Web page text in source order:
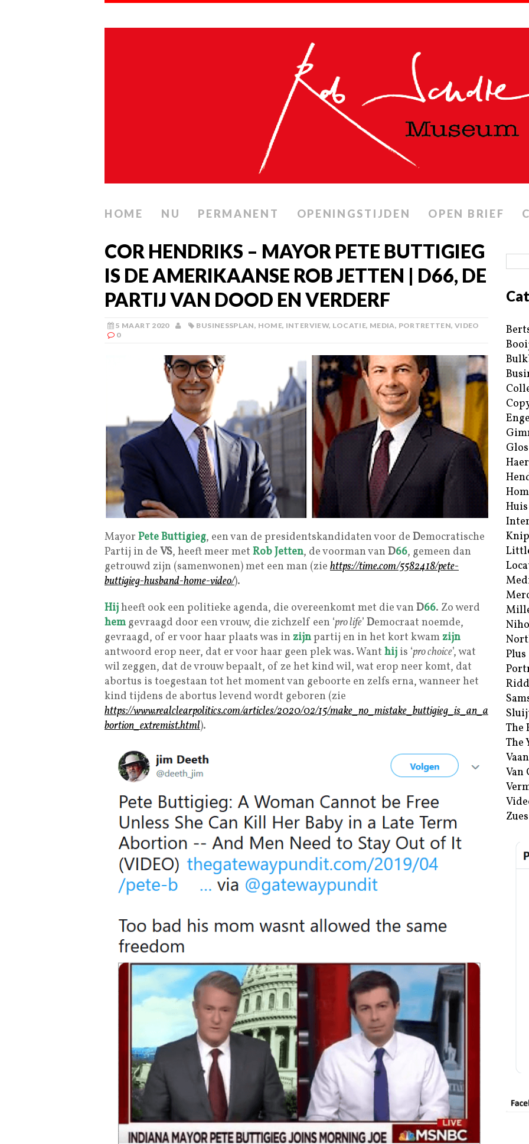
HOME NU PERMANENT OPENINGSTIJDEN OPEN BRIEF
COR HENDRIKS – MAYOR PETE BUTTIGIEG
IS DE AMERIKAANSE ROB JETTEN | D66, DE
PARTIJ VAN DOOD EN VERDERF
5 MAART 2020 BUSINESSPLAN, HOME, INTERVIEW, LOCATIE, MEDIA, PORTRETTEN, VIDEO
0
Mayor Pete Buttigieg, een van de presidentskandidaten voor de Democratische
Partij in de VS, heeft meer met Rob Jetten, de voorman van D66, gemeen dan
getrouwd zijn (samenwonen) met een man (zie https://time.com/5582418/pete-
buttigieg-husband-home-video/).
Hijheeft ook een politieke agenda, die overeenkomt met die van D66. Zo werd
hemgevraagd door een vrouw, die zichzelf een ‘pro life’ Democraat noemde,
gevraagd, of er voor haar plaats was in zijnpartij en in het kort kwam zijn
antwoord erop neer, dat er voor haar geen plek was. Want hij is ‘pro choice’, wat
wil zeggen, dat de vrouw bepaalt, of ze het kind wil, wat erop neer komt, dat
abortus is toegestaan tot het moment van geboorte en zelfs erna, wanneer het
kind tijdens de abortus levend wordt geboren (zie
https://www.realclearpolitics.com/articles/2020/02/15/make_no_mistake_buttigieg_is_an_a
bortion_extremist.html).
Plus
The
The
Van